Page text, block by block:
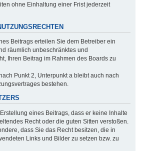
ohne Einhaltung einer Frist jederzeit
Beitrags erteilen Sie dem Betreiber ein
räumlich unbeschränktes und
Ihren Beitrag im Rahmen des Boards zu
Punkt 2, Unterpunkt a bleibt auch nach
bestehen.
eines Beitrags, dass er keine Inhalte
Recht oder die guten Sitten verstoßen.
dass Sie das Recht besitzen, die in
Links und Bilder zu setzen bzw. zu